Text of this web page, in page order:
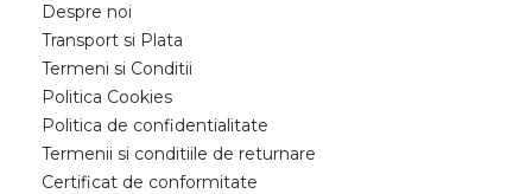
Despre noi
Transport si Plata
Termeni si Conditii
Politica Cookies
Politica de confidentialitate
Termenii si conditiile de returnare
Certificat de conformitate